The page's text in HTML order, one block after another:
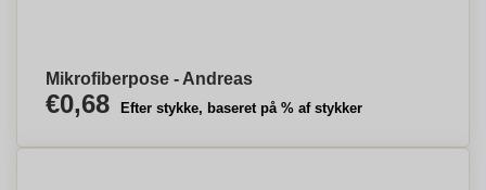
Mikrofiberpose - Andreas
€0,68 Efter stykke, baseret på % af stykker